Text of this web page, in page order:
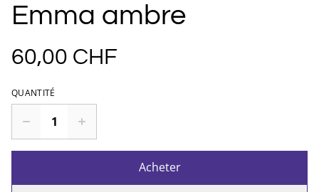
Emma ambre
60,00 CHF
QUANTITÉ
Acheter